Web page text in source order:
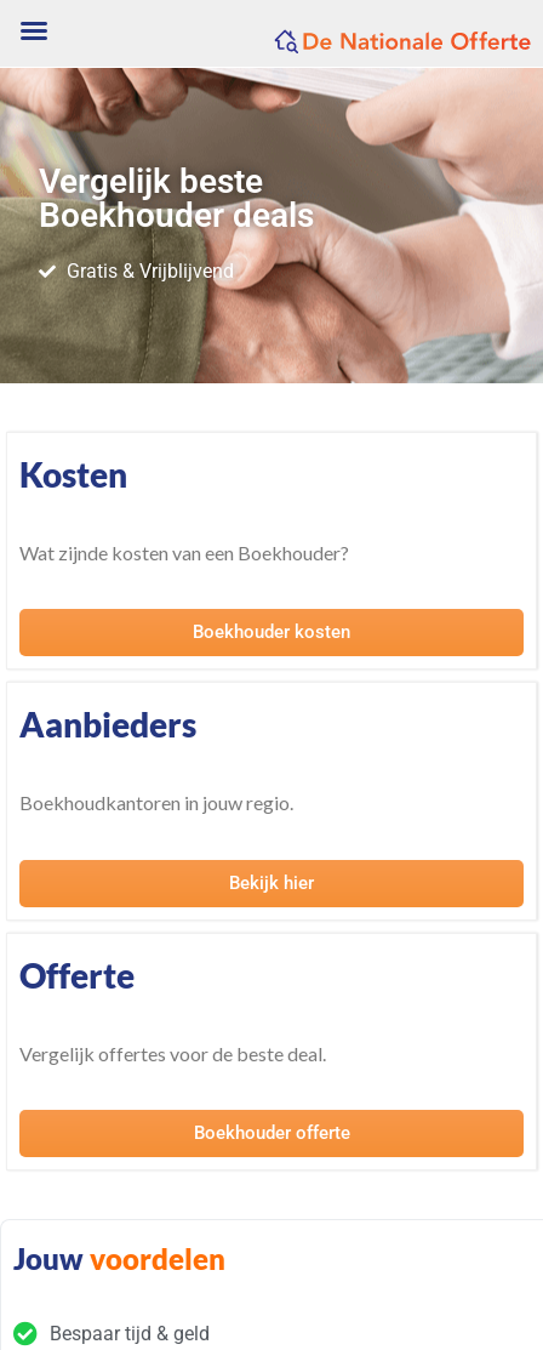
Vergelijk beste
Boekhouder deals
Gratis & Vrijblijvend
Kosten
Wat zijnde kosten van een Boekhouder?
Boekhouder kosten
Aanbieders
Boekhoudkantoren in jouw regio.
Bekijk hier
Offerte
Vergelijk offertes voor de beste deal.
Boekhouder offerte
Jouwvoordelen
Bespaar tijd & geld